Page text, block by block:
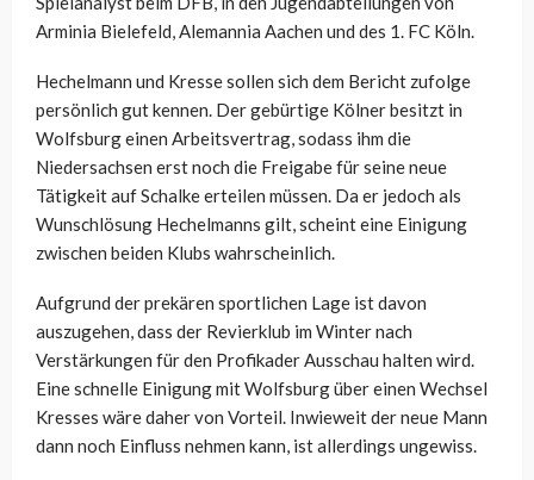
Arminia Bielefeld, Alemannia Aachen und des 1. FC Köln.
Hechelmann und Kresse sollen sich dem Bericht zufolge
persönlich gut kennen. Der gebürtige Kölner besitzt in
Wolfsburg einen Arbeitsvertrag, sodass ihm die
Niedersachsen erst noch die Freigabe für seine neue
Tätigkeit auf Schalke erteilen müssen. Da er jedoch als
Wunschlösung Hechelmanns gilt, scheint eine Einigung
zwischen beiden Klubs wahrscheinlich.
Aufgrund der prekären sportlichen Lage ist davon
auszugehen, dass der Revierklub im Winter nach
Verstärkungen für den Profikader Ausschau halten wird.
Eine schnelle Einigung mit Wolfsburg über einen Wechsel
Kresses wäre daher von Vorteil. Inwieweit der neue Mann
dann noch Einfluss nehmen kann, ist allerdings ungewiss.